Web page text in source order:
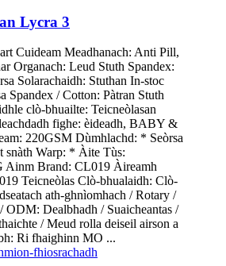
Lycra 3
Cuideam Meadhanach: Anti Pill,
Organach: Leud Stuth Spandex:
Solarachaidh: Stuthan In-stoc
Spandex / Cotton: Pàtran Stuth
clò-bhuailte: Teicneòlasan
fighe: èideadh, BABY &
220GSM Dùmhlachd: * Seòrsa
snàth Warp: * Àite Tùs:
Ainm Brand: CL019 Àireamh
Teicneòlas Clò-bhualaidh: Clò-
ath-ghnìomhach / Rotary /
ODM: Dealbhadh / Suaicheantas /
/ Meud rolla deiseil airson a
Ri fhaighinn MO ...
mion-fhiosrachadh